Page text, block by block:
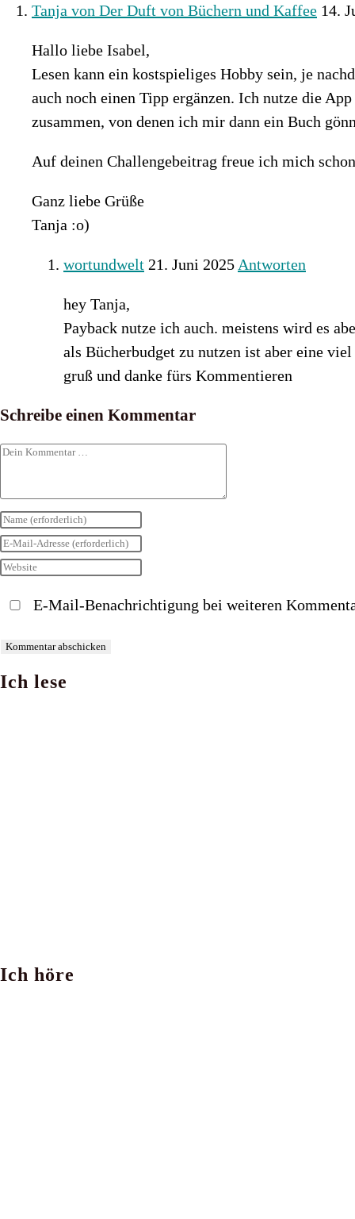
Tanja von Der Duft von Büchern und Kaffee 14.
Hallo liebe Isabel,
Lesen kann ein kostspieliges Hobby sein, je
auch noch einen Tipp ergänzen. Ich nutze die
zusammen, von denen ich mir dann ein Buch
Auf deinen Challengebeitrag freue ich mich
Ganz liebe Grüße
Tanja :o)
wortundwelt 21. Juni 2025 Antworten
hey Tanja,
Payback nutze ich auch. meistens wird es
als Bücherbudget zu nutzen ist aber eine viel
gruß und danke fürs Kommentieren
Schreibe einen Kommentar
Kommentar
Gib
deinen
Namen
Benutzernamen
ein
Gib
deine
Mail-
Kommentieren
Gib
Website-
(optional)
E-Mail-Benachrichtigung bei weiteren
Ich lese
Ich höre